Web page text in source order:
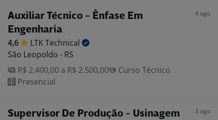
Auxiliar Técnico - Ênfase Em
Engenharia
4 ago
4,6 LTKTechnical
São Leopoldo - RS
R$ 2.400,00 a R$ 2.500,00
Curso Técnico
Presencial
Supervisor De Produção - Usinagem 3 ago